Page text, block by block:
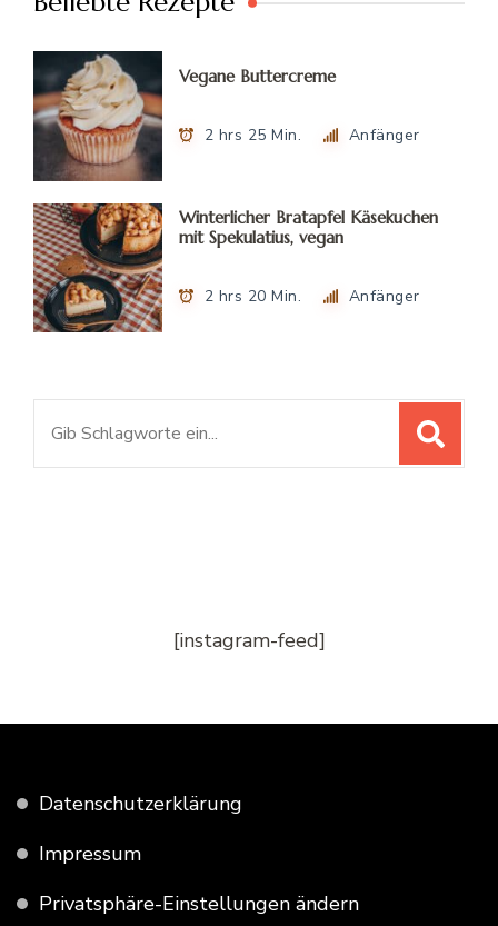
Vegane Buttercreme
2 hrs 25 Min. Anfänger
Winterlicher Bratapfel Käsekuchen
mit Spekulatius, vegan
2 hrs 20 Min. Anfänger
[instagram-feed]
Datenschutzerklärung
Impressum
Privatsphäre-Einstellungen ändern